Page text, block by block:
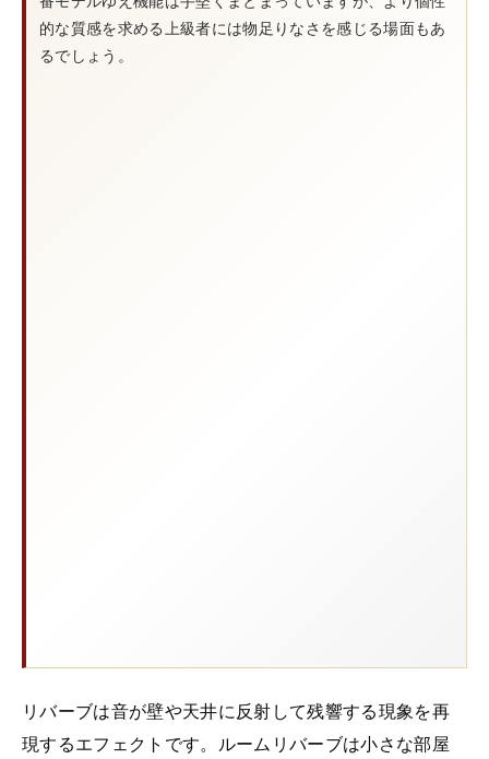
的な質感を求める上級者には物足りなさを感じる場面もあ
るでしょう。
リバーブは音が壁や天井に反射して残響する現象を再
現するエフェクトです。ルームリバーブは小さな部屋